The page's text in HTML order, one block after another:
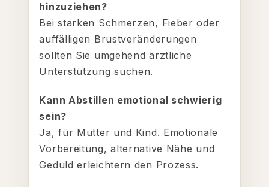
hinzuziehen?
Bei starken Schmerzen, Fieber oder
auffälligen Brustveränderungen
sollten Sie umgehend ärztliche
Unterstützung suchen.
Kann Abstillen emotional schwierig
sein?
Ja, für Mutter und Kind. Emotionale
Vorbereitung, alternative Nähe und
Geduld erleichtern den Prozess.